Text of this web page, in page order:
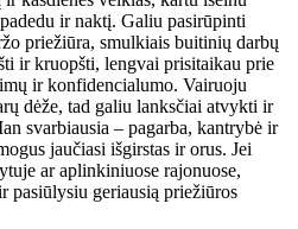
ir naktį. Galiu pasirūpinti
priežiūra, smulkiais buitinių darbų
ir kruopšti, lengvai prisitaikau prie
ir konfidencialumo. Vairuoju
dėže, tad galiu lanksčiai atvykti ir
svarbiausia – pagarba, kantrybė ir
jaučiasi išgirstas ir orus. Jei
ar aplinkiniuose rajonuose,
pasiūlysiu geriausią priežiūros